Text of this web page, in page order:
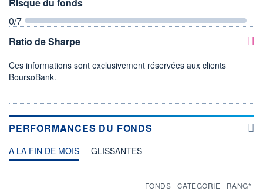
0/7
Ratio de Sharpe
Ces informations sont exclusivement réservées aux clients
BoursoBank.
PERFORMANCES DU FONDS
A LA FIN DE MOIS GLISSANTES
FONDS CATEGORIE RANG*